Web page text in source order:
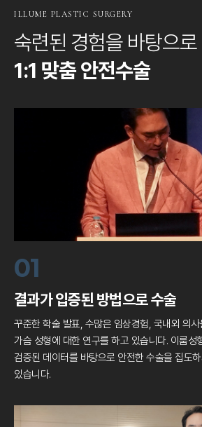
ILLUME PLASTIC SURGERY
숙련된 경험을 바탕으로
1:1 맞춤 안전수술
01
결과가 입증된 방법으로 수술
꾸준한 학술 발표, 수많은 임상경험, 국내외 의
가슴 성형에 대한 연구를 하고 있습니다. 이룸성
검증된 데이터를 바탕으로 안전한 수술을 집도
있습니다.